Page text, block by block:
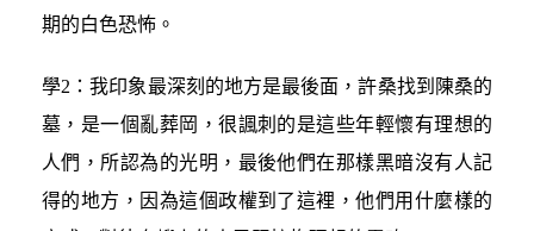
期的白色恐怖。
學2：我印象最深刻的地方是最後面，許桑找到陳桑的
墓，是一個亂葬岡，很諷刺的是這些年輕懷有理想的
人們，所認為的光明，最後他們在那樣黑暗沒有人記
得的地方，因為這個政權到了這裡，他們用什麼樣的